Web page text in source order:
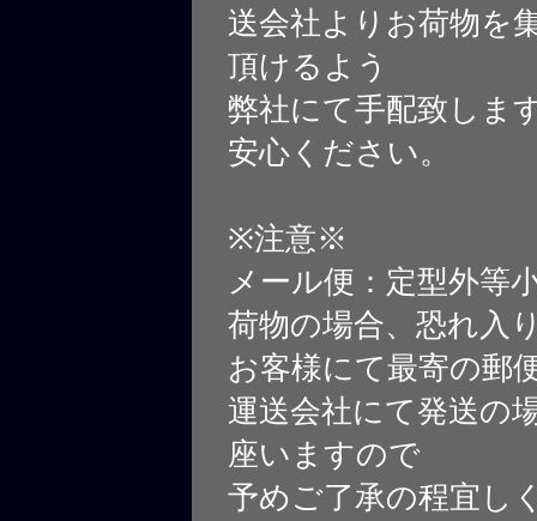
送会社よりお荷物を
頂けるよう
弊社にて手配致しま
安心ください。
※注意※
メール便：定型外等
荷物の場合、恐れ入
お客様にて最寄の郵
運送会社にて発送の
座いますので
予めご了承の程宜し